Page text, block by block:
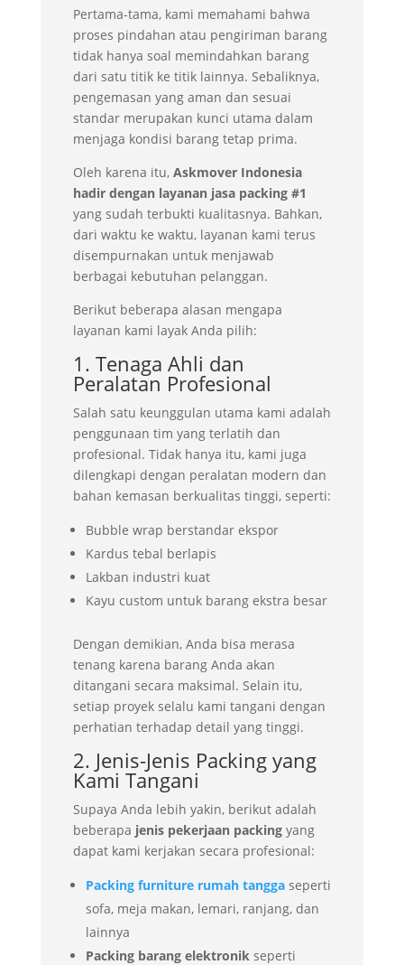
Pertama-tama, kami memahami bahwa
proses pindahan atau pengiriman barang
tidak hanya soal memindahkan barang
dari satu titik ke titik lainnya. Sebaliknya,
pengemasan yang aman dan sesuai
standar merupakan kunci utama dalam
menjaga kondisi barang tetap prima.
Oleh karena itu, Askmover Indonesia
hadir dengan layanan jasa packing #1
yang sudah terbukti kualitasnya. Bahkan,
dari waktu ke waktu, layanan kami terus
disempurnakan untuk menjawab
berbagai kebutuhan pelanggan.
Berikut beberapa alasan mengapa
layanan kami layak Anda pilih:
1. Tenaga Ahli dan
Peralatan Profesional
Salah satu keunggulan utama kami adalah
penggunaan tim yang terlatih dan
profesional. Tidak hanya itu, kami juga
dilengkapi dengan peralatan modern dan
bahan kemasan berkualitas tinggi, seperti:
Bubble wrap berstandar ekspor
Kardus tebal berlapis
Lakban industri kuat
Kayu custom untuk barang ekstra besar
Dengan demikian, Anda bisa merasa
tenang karena barang Anda akan
ditangani secara maksimal. Selain itu,
setiap proyek selalu kami tangani dengan
perhatian terhadap detail yang tinggi.
2. Jenis-Jenis Packing yang
Kami Tangani
Supaya Anda lebih yakin, berikut adalah
beberapa jenis pekerjaan packingyang
dapat kami kerjakan secara profesional:
Packing furniture rumah tanggaseperti
sofa, meja makan, lemari, ranjang, dan
lainnya
Packing barang elektronikseperti